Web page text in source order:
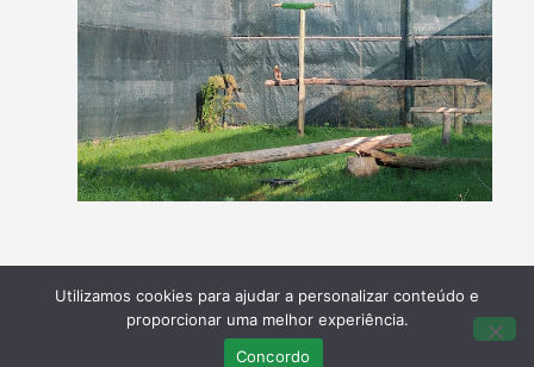
Utilizamos cookies para ajudar a personalizar conteúdo e
proporcionar uma melhor experiência.
Concordo